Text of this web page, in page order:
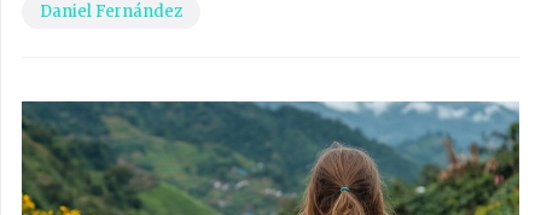
Daniel Fernández